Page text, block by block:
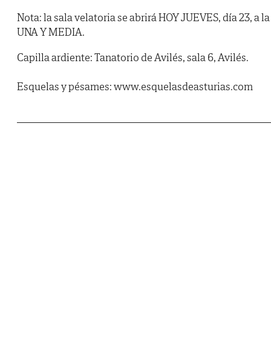
Nota: la sala velatoria se abrirá HOY JUEVES, día 23, a la
UNA Y MEDIA.
Capilla ardiente: Tanatorio de Avilés, sala 6, Avilés.
Esquelas y pésames: www.esquelasdeasturias.com